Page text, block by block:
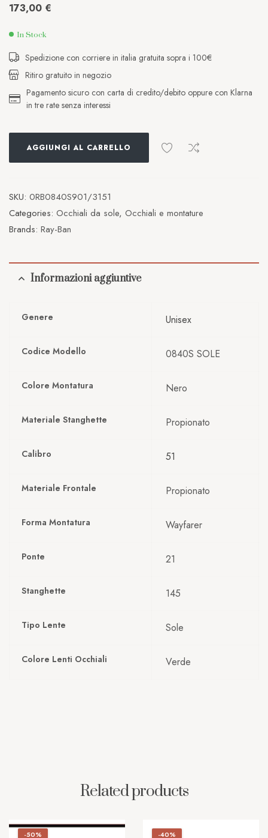
173,00 €
In Stock
Spedizione con corriere in italia gratuita sopra i 100€
Ritiro gratuito in negozio
Pagamento sicuro con carta di credito/debito oppure con Klarna
in tre rate senza interessi
AGGIUNGI AL CARRELLO
SKU: 0RB0840S901/3151
Categories: Occhiali da sole, Occhiali e montature
Brands: Ray-Ban
Informazioni aggiuntive
Genere Unisex
Codice Modello 0840S SOLE
Colore Montatura Nero
Materiale Stanghette Propionato
Calibro 51
Materiale Frontale Propionato
Forma Montatura Wayfarer
Ponte 21
Stanghette 145
Tipo Lente Sole
Colore Lenti Occhiali Verde
Related products
-50% -40%